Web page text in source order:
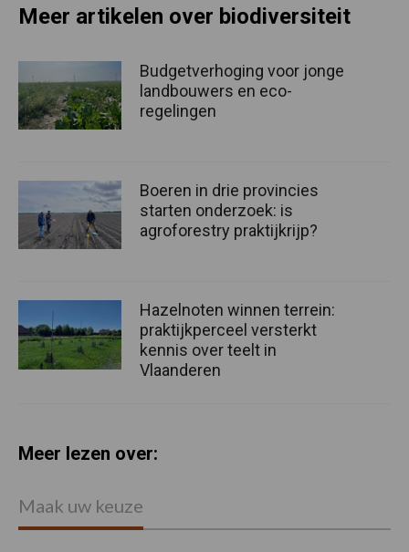
Meer artikelen over biodiversiteit
Budgetverhoging voor jonge
landbouwers en eco-
regelingen
Boeren in drie provincies
starten onderzoek: is
agroforestry praktijkrijp?
Hazelnoten winnen terrein:
praktijkperceel versterkt
kennis over teelt in
Vlaanderen
Meer lezen over:
Maak uw keuze